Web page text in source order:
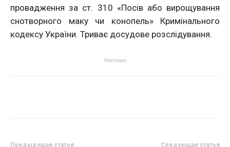
провадження за ст. 310 «Посів або вирощування
снотворного маку чи конопель» Кримінального
кодексу України. Триває досудове розслідування.
- Реклама -
Предыдущая статья Следующая статья